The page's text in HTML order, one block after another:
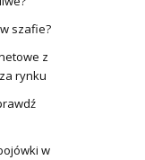
szafie?
z
rynku
w